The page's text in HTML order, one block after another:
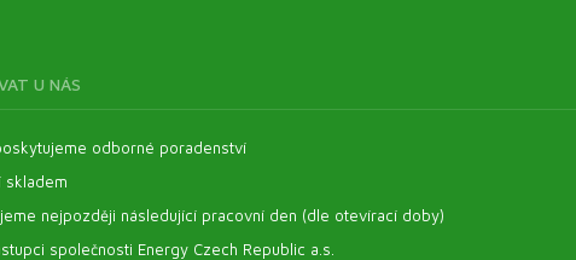
U NÁS
odborné poradenství
skladem
nejpozději následující pracovní den (dle otevírací doby)
společnosti Energy Czech Republic a.s.